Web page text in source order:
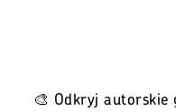
🎨 Odkryj